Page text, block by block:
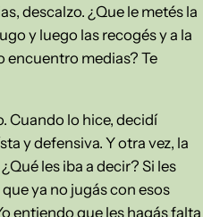
descalzo. ¿Que le metés la
y luego las recogés y a la
encuentro medias? Te
Cuando lo hice, decidí
y defensiva. Y otra vez, la
les iba a decir? Si les
ya no jugás con esos
entiendo que les hagás falta